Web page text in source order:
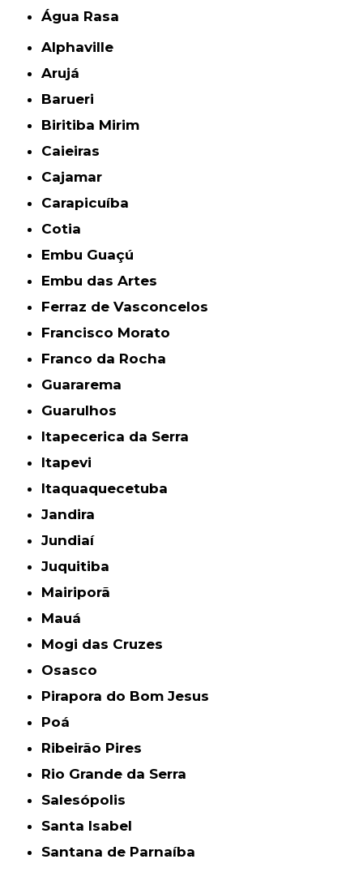
Água Rasa
Alphaville
Arujá
Barueri
Biritiba Mirim
Caieiras
Cajamar
Carapicuíba
Cotia
Embu Guaçú
Embu das Artes
Ferraz de Vasconcelos
Francisco Morato
Franco da Rocha
Guararema
Guarulhos
Itapecerica da Serra
Itapevi
Itaquaquecetuba
Jandira
Jundiaí
Juquitiba
Mairiporã
Mauá
Mogi das Cruzes
Osasco
Pirapora do Bom Jesus
Poá
Ribeirão Pires
Rio Grande da Serra
Salesópolis
Santa Isabel
Santana de Parnaíba